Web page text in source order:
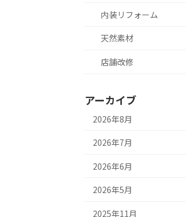
内装リフォーム
天然素材
店舗改修
アーカイブ
2026年8月
2026年7月
2026年6月
2026年5月
2025年11月